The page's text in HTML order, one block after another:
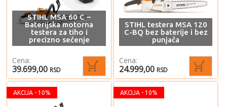
STIHL MSA 60 C –
Baterijska motorna
testera za tiho i
precizno sečenje
Cena:
39.699,00 RSD
STIHL testera MSA 120
C-BQ bez baterije i bez
punjača
Cena:
24.999,00 RSD
AKCIJA - 10% AKCIJA - 10%